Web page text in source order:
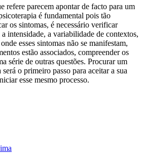
refere parecem apontar de facto para um
é fundamental pois tão
os sintomas, é necessário verificar
intensidade, a variabilidade de contextos,
esses sintomas não se manifestam,
estão associados, compreender os
série de outras questões. Procurar um
o primeiro passo para aceitar a sua
esse mesmo processo.